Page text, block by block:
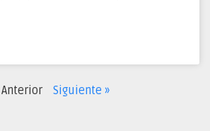
Anterior Siguiente »